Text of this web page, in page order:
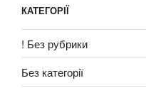
КАТЕГОРІЇ
! Без рубрики
Без категорії